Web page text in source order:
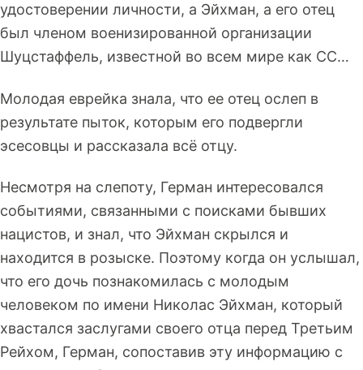
удостоверении личности, а Эйхман, а его отец
был членом военизированной организации
Шуцстаффель, известной во всем мире как СС…
Молодая еврейка знала, что ее отец ослеп в
результате пыток, которым его подвергли
эсесовцы и рассказала всё отцу.
Несмотря на слепоту, Герман интересовался
событиями, связанными с поисками бывших
нацистов, и знал, что Эйхман скрылся и
находится в розыске. Поэтому когда он услышал,
что его дочь познакомилась с молодым
человеком по имени Николас Эйхман, который
хвастался заслугами своего отца перед Третьим
Рейхом, Герман, сопоставив эту информацию с